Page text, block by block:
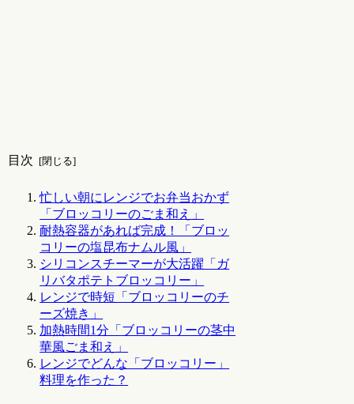
目次
忙しい朝にレンジでお弁当おかず
「ブロッコリーのごま和え」
耐熱容器があれば完成！「ブロッ
コリーの塩昆布ナムル風」
シリコンスチーマーが大活躍「ガ
リバタポテトブロッコリー」
レンジで時短「ブロッコリーのチ
ーズ焼き」
加熱時間1分「ブロッコリーの茎中
華風ごま和え」
レンジでどんな「ブロッコリー」
料理を作った？